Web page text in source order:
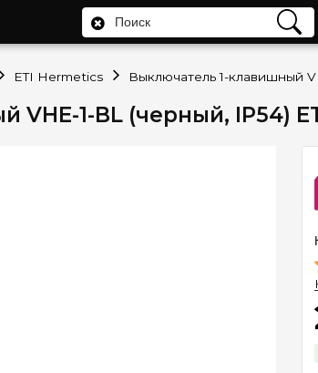
VHE-1-BL (черный, IP54)
ETI Hermetics